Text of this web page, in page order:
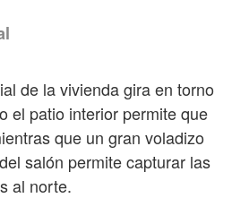
de la vivienda gira en torno
el patio interior permite que
que un gran voladizo
salón permite capturar las
al norte.